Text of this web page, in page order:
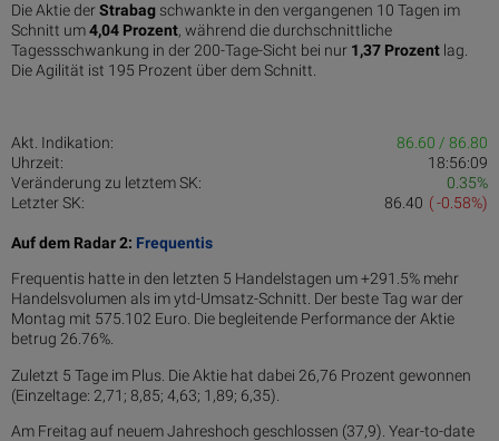
Die Aktie derStrabag schwankte in den vergangenen 10 Tagen im
Schnitt um4,04 Pro­zent, während die durchschnittliche
Tagessschwankung in der 200-Tage-Sicht bei nur 1,37 Prozent lag.
Die Agilität ist 195 Prozent über dem Schnitt.
Akt. Indikation:
86.60 / 86.80
Uhrzeit:
18:56:09
Veränderung zu letztem SK:
0.35%
Letzter SK:
( -0.58%)
86.40
Auf dem Radar 2: Frequentis
Frequentis hatte in den letzten 5 Handelstagen um +291.5% mehr
Handelsvolumen als im ytd-Umsatz-Schnitt. Der beste Tag war der
Montag mit 575.102 Euro. Die begleitende Performance der Aktie
betrug 26.76%.
Zuletzt 5 Tage im Plus. Die Aktie hat dabei 26,76 Prozent gewonnen
(Einzeltage: 2,71; 8,85; 4,63; 1,89; 6,35).
Am Freitag auf neuem Jahreshoch geschlossen (37,9). Year-to-date